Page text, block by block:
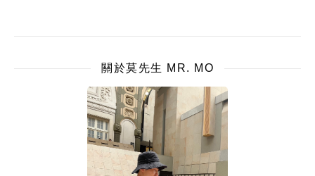
關於莫先生 MR. MO